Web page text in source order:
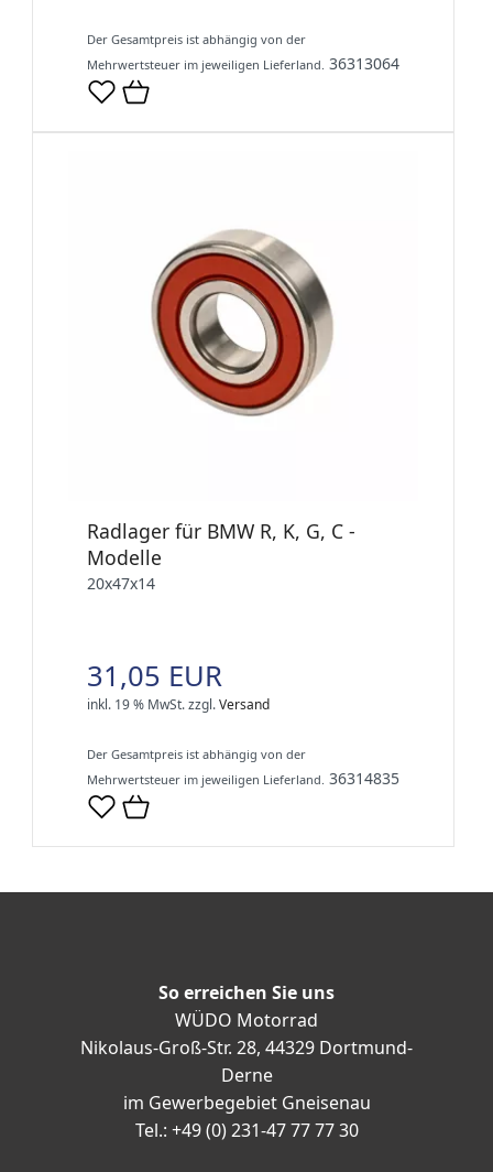
Der Gesamtpreis ist abhängig von der
Mehrwertsteuer im jeweiligen Lieferland. 36313064
Radlager für BMW R, K, G, C -
Modelle
20x47x14
31,05 EUR
inkl. 19 % MwSt.zzgl.Versand
Der Gesamtpreis ist abhängig von der
Mehrwertsteuer im jeweiligen Lieferland. 36314835
So erreichen Sie uns
WÜDO Motorrad
Nikolaus-Groß-Str. 28, 44329 Dortmund-
Derne
im Gewerbegebiet Gneisenau
Tel.: +49 (0) 231-47 77 77 30